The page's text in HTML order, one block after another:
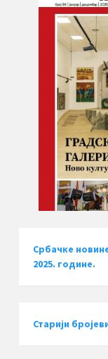
Србачке
2025. године.
Старији